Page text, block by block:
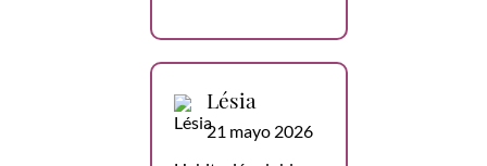
Lésia
21 mayo 2026